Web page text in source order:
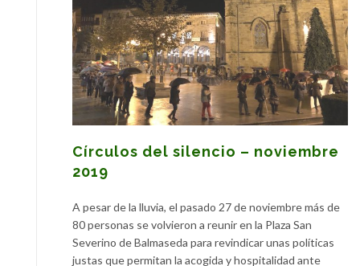
Círculos del silencio – noviembre
2019
A pesar de la lluvia, el pasado 27 de noviembre más de
80 personas se volvieron a reunir en la Plaza San
Severino de Balmaseda para revindicar unas políticas
justas que permitan la acogida y hospitalidad ante